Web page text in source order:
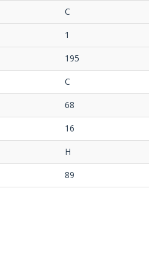
C
1
195
C
68
16
H
89